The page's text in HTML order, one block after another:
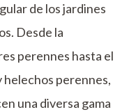
de los jardines
Desde la
perennes hasta el
helechos perennes,
una diversa gama